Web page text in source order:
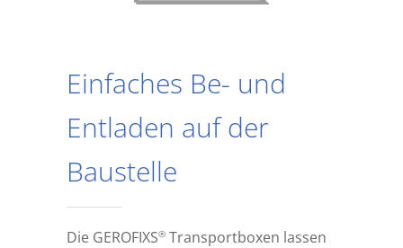
Einfaches Be- und
Entladen auf der
Baustelle
Die GEROFIXS®Transportboxen lassen